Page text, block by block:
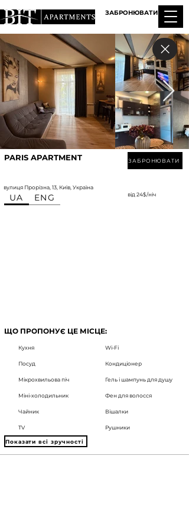
ЗАБРОНЮВАТИ
PARIS APARTMENT ЗАБРОНЮВАТИ
вулиця Прорізна, 13, Київ, Україна
UA ENG від 24$/ніч
ЩО ПРОПОНУЄ ЦЕ МІСЦЕ:
Кухня
Посуд
Мікрохвильова піч
Міні-холодильник
Чайник
TV
Wi-Fi
Кондиціонер
Гель і шампунь для душу
Фен для волосся
Вішалки
Рушники
Показати всі зручності